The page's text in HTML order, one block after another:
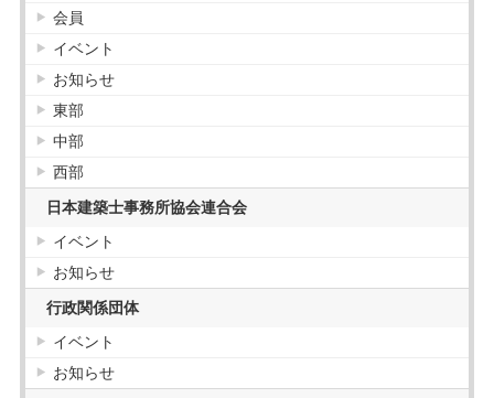
省エネ業務
正会員
お知らせ
講習
管理建築士講習
建築士定期講習
購入について
会員
イベント
お知らせ
東部
中部
西部
日本建築士事務所協会連合会
イベント
お知らせ
行政関係団体
イベント
お知らせ